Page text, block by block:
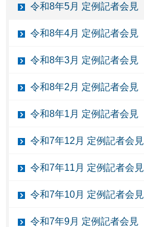
令和8年5月 定例記者会見
令和8年4月 定例記者会見
令和8年3月 定例記者会見
令和8年2月 定例記者会見
令和8年1月 定例記者会見
令和7年12月 定例記者会見
令和7年11月 定例記者会見
令和7年10月 定例記者会見
令和7年9月 定例記者会見